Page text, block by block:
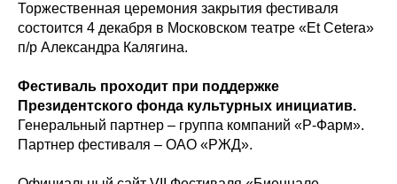
Торжественная церемония закрытия фестиваля
состоится 4 декабря в Московском театре «Et Cetera»
п/р Александра Калягина.
Фестиваль проходит при поддержке
Президентского фонда культурных инициатив.
Генеральный партнер – группа компаний «Р-Фарм».
Партнер фестиваля – ОАО «РЖД».